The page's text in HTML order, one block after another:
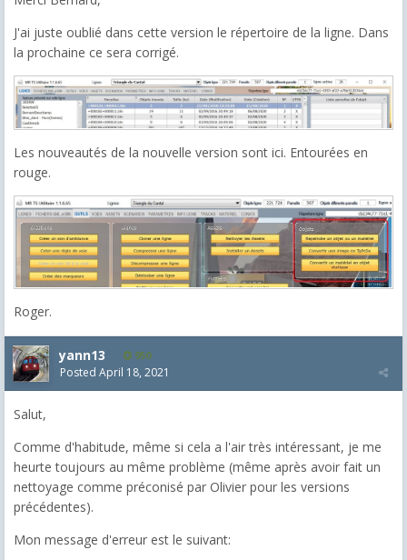
J'ai juste oublié dans cette version le répertoire de la ligne. Dans
la prochaine ce sera corrigé.
Les nouveautés de la nouvelle version sont ici. Entourées en
rouge.
Roger.
yann13 950
Posted April 18, 2021
Salut,
Comme d'habitude, même si cela a l'air très intéressant, je me
heurte toujours au même problème (même après avoir fait un
nettoyage comme préconisé par Olivier pour les versions
précédentes).
Mon message d'erreur est le suivant: